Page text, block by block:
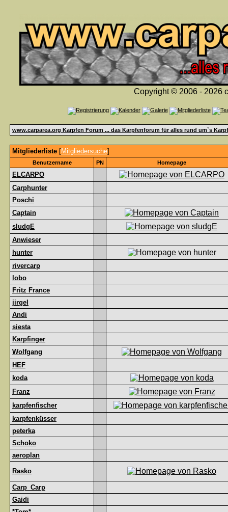
Copyright © 2006 - 2026
www.carparea.org Karpfen Forum ... das Karpfenforum für alles rund um`s
Mitgliederliste [Mitgliedersuche]
Benutzername PN Homepage
ELCARPO
Carphunter
Poschi
Captain
sludgE
Anwieser
hunter
rivercarp
lobo
Fritz France
jirgel
Andi
siesta
Karpfinger
Wolfgang
HEF
koda
Franz
karpfenfischer
karpfenküsser
peterka
Schoko
aeroplan
Rasko
Carp_Carp
Gaidi